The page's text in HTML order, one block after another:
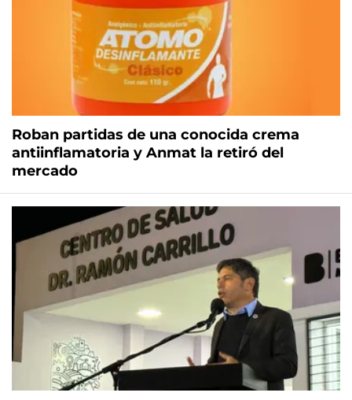
Roban partidas de una conocida crema
antiinflamatoria y Anmat la retiró del
mercado